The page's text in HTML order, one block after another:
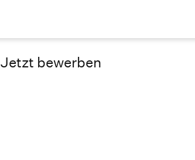
Jetzt bewerben